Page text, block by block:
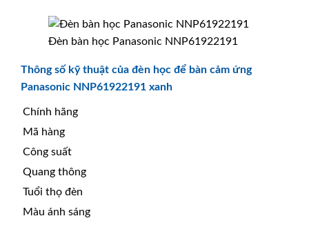
Đèn bàn học Panasonic NNP61922191
Thông số kỹ thuật của đèn học để bàn cảm ứng
Panasonic NNP61922191 xanh
Chính hãng
Mã hàng
Công suất
Quang thông
Tuổi thọ đèn
Màu ánh sáng